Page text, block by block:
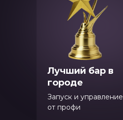
Лучший бар в
городе
Запуск и управление
от профи